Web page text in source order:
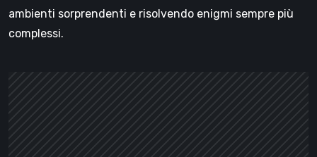
ambienti sorprendenti e risolvendo enigmi sempre più
complessi.